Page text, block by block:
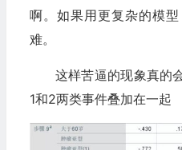
啊。如果用更复杂的模
难。
这样苦逼的现象真的
1和2两类事件叠加在一起